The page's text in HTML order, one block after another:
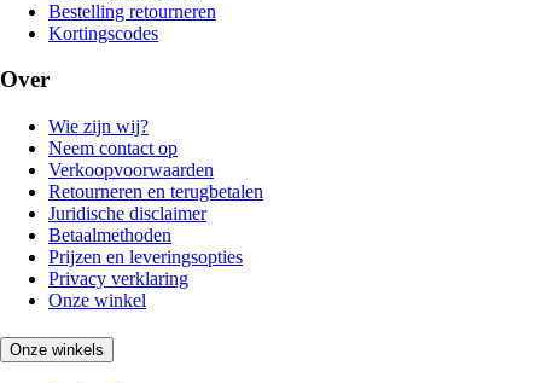
Bestelling retourneren
Kortingscodes
Over
Wie zijn wij?
Neem contact op
Verkoopvoorwaarden
Retourneren en terugbetalen
Juridische disclaimer
Betaalmethoden
Prijzen en leveringsopties
Privacy verklaring
Onze winkel
Onze winkels